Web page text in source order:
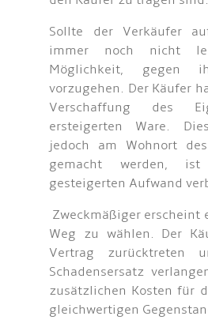
Sollte der Verkäufer
immer noch nicht
Möglichkeit, gegen
vorzugehen. Der Käufer
Verschaffung des
ersteigerten Ware.
jedoch am Wohnort
gemacht werden,
gesteigerten Aufwand
Zweckmäßiger erscheint
Weg zu wählen. Der
Vertrag zurücktreten
Schadensersatz
zusätzlichen Kosten für
gleichwertigen